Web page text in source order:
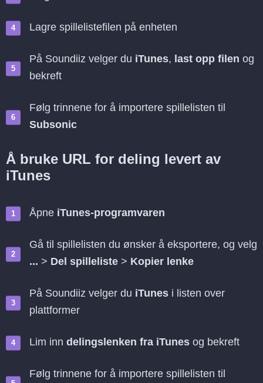
Lagre spillelistefilen på enheten
På Soundiiz velger du iTunes, last opp filen og
bekreft
Følg trinnene for å importere spillelisten til
Subsonic
Å bruke URL for deling levert av
iTunes
Åpne iTunes-programvaren
Gå til spillelisten du ønsker å eksportere, og velg
... > Del spilleliste > Kopier lenke
På Soundiiz velger du iTunes i listen over
plattformer
Lim inn delingslenken fra iTunes og bekreft
Følg trinnene for å importere spillelisten til